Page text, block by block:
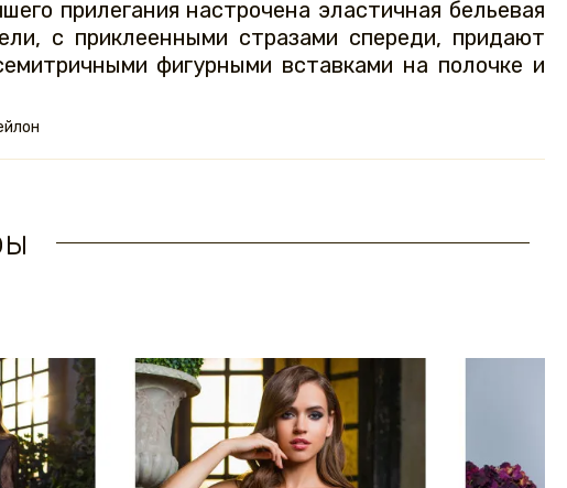
прилегания настрочена эластичная бельевая
с приклеенными стразами спереди, придают
фигурными вставками на полочке и